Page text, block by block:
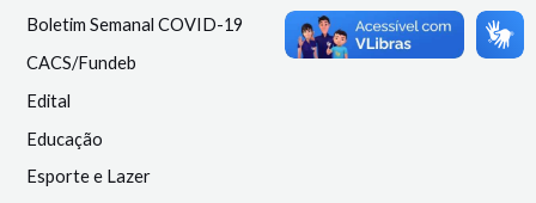
Boletim Semanal COVID-19
CACS/Fundeb
Edital
Educação
Esporte e Lazer